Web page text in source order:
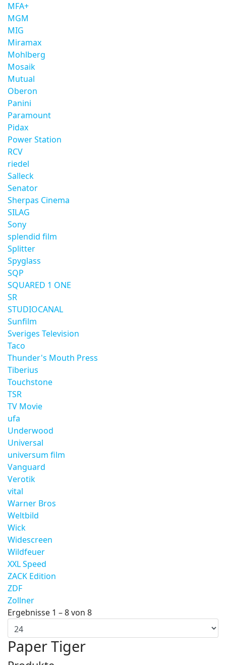
MFA+
MGM
MIG
Miramax
Mohlberg
Mosaik
Mutual
Oberon
Panini
Paramount
Pidax
Power Station
RCV
riedel
Salleck
Senator
Sherpas Cinema
SILAG
Sony
splendid film
Splitter
Spyglass
SQP
SQUARED 1 ONE
SR
STUDIOCANAL
Sunfilm
Sveriges Television
Taco
Thunder's Mouth Press
Tiberius
Touchstone
TSR
TV Movie
ufa
Underwood
Universal
universum film
Vanguard
Verotik
vital
Warner Bros
Weltbild
Wick
Widescreen
Wildfeuer
XXL Speed
ZACK Edition
ZDF
Zollner
Ergebnisse 1 – 8 von 8
Paper Tiger